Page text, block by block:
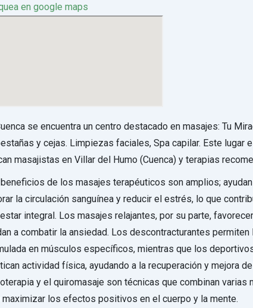
en google maps
se encuentra un centro destacado en masajes: Tu
y cejas. Limpiezas faciales, Spa capilar. Este lugar
masajistas en Villar del Humo (Cuenca) y terapias
de los masajes terapéuticos son amplios;
la circulación sanguínea y reducir el estrés, lo que
integral. Los masajes relajantes, por su parte,
a combatir la ansiedad. Los descontracturantes
en músculos específicos, mientras que los
actividad física, ayudando a la recuperación y mejora
y el quiromasaje son técnicas que combinan varias
maximizar los efectos positivos en el cuerpo y la mente.